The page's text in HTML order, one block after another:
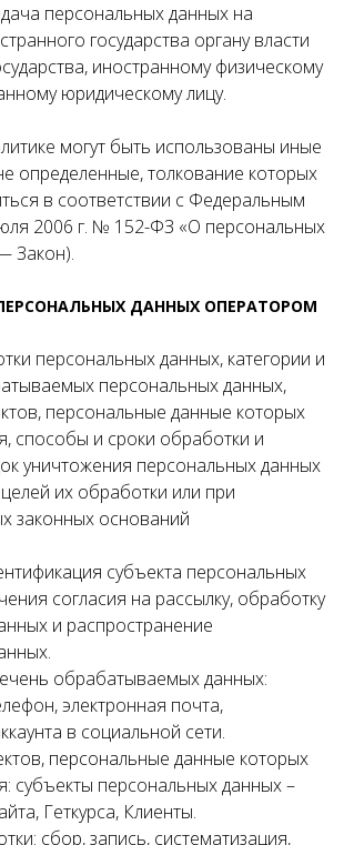
персональных данных на
государства органу власти
иностранному физическому
юридическому лицу.
могут быть использованы иные
определенные, толкование которых
в соответствии с Федеральным
2006 г. № 152-ФЗ «О персональных
Закон).
ДАННЫХ ОПЕРАТОРОМ
персональных данных, категории и
персональных данных,
персональные данные которых
способы и сроки обработки и
уничтожения персональных данных
их обработки или при
законных оснований
субъекта персональных
согласия на рассылку, обработку
и распространение
обрабатываемых данных:
электронная почта,
в социальной сети.
персональные данные которых
субъекты персональных данных –
Геткурса, Клиенты.
сбор, запись, систематизация,